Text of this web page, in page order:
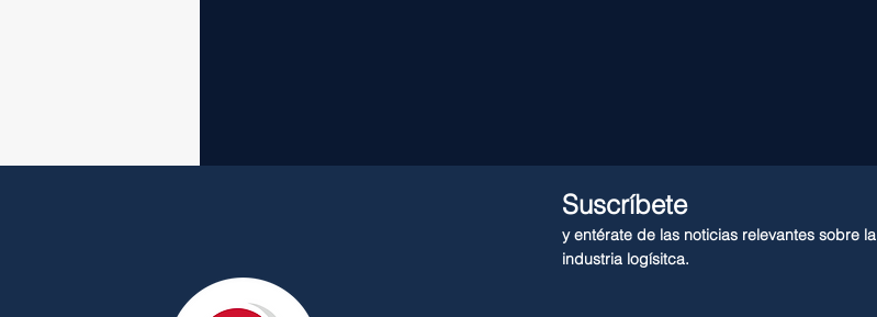
Suscríbete
y entérate de las noticias relevantes sobre la
industria logísitca.